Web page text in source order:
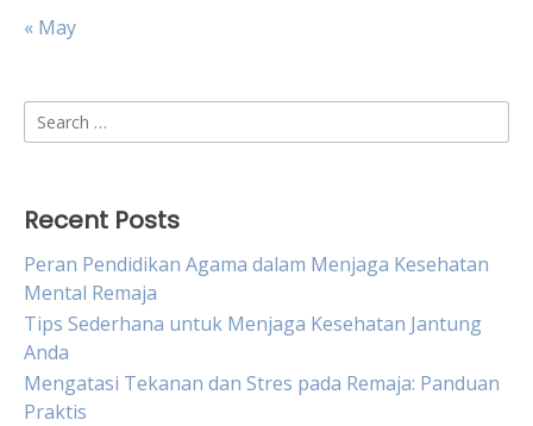
« May
Search
for:
Recent Posts
Peran Pendidikan Agama dalam Menjaga Kesehatan
Mental Remaja
Tips Sederhana untuk Menjaga Kesehatan Jantung
Anda
Mengatasi Tekanan dan Stres pada Remaja: Panduan
Praktis